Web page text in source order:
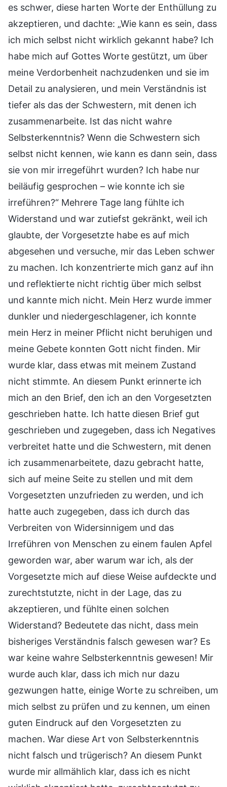
es schwer, diese harten Worte der Enthüllung zu
akzeptieren, und dachte: „Wie kann es sein, dass
ich mich selbst nicht wirklich gekannt habe? Ich
habe mich auf Gottes Worte gestützt, um über
meine Verdorbenheit nachzudenken und sie im
Detail zu analysieren, und mein Verständnis ist
tiefer als das der Schwestern, mit denen ich
zusammenarbeite. Ist das nicht wahre
Selbsterkenntnis? Wenn die Schwestern sich
selbst nicht kennen, wie kann es dann sein, dass
sie von mir irregeführt wurden? Ich habe nur
beiläufig gesprochen – wie konnte ich sie
irreführen?“ Mehrere Tage lang fühlte ich
Widerstand und war zutiefst gekränkt, weil ich
glaubte, der Vorgesetzte habe es auf mich
abgesehen und versuche, mir das Leben schwer
zu machen. Ich konzentrierte mich ganz auf ihn
und reflektierte nicht richtig über mich selbst
und kannte mich nicht. Mein Herz wurde immer
dunkler und niedergeschlagener, ich konnte
mein Herz in meiner Pflicht nicht beruhigen und
meine Gebete konnten Gott nicht finden. Mir
wurde klar, dass etwas mit meinem Zustand
nicht stimmte. An diesem Punkt erinnerte ich
mich an den Brief, den ich an den Vorgesetzten
geschrieben hatte. Ich hatte diesen Brief gut
geschrieben und zugegeben, dass ich Negatives
verbreitet hatte und die Schwestern, mit denen
ich zusammenarbeitete, dazu gebracht hatte,
sich auf meine Seite zu stellen und mit dem
Vorgesetzten unzufrieden zu werden, und ich
hatte auch zugegeben, dass ich durch das
Verbreiten von Widersinnigem und das
Irreführen von Menschen zu einem faulen Apfel
geworden war, aber warum war ich, als der
Vorgesetzte mich auf diese Weise aufdeckte und
zurechtstutzte, nicht in der Lage, das zu
akzeptieren, und fühlte einen solchen
Widerstand? Bedeutete das nicht, dass mein
bisheriges Verständnis falsch gewesen war? Es
war keine wahre Selbsterkenntnis gewesen! Mir
wurde auch klar, dass ich mich nur dazu
gezwungen hatte, einige Worte zu schreiben, um
mich selbst zu prüfen und zu kennen, um einen
guten Eindruck auf den Vorgesetzten zu
machen. War diese Art von Selbsterkenntnis
nicht falsch und trügerisch? An diesem Punkt
wurde mir allmählich klar, dass ich es nicht